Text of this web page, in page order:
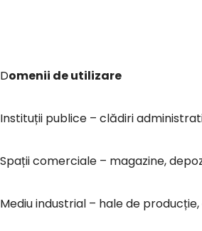
Domenii de utilizare
Instituții publice – clădiri
Spații comerciale – magazine,
Mediu industrial – hale de